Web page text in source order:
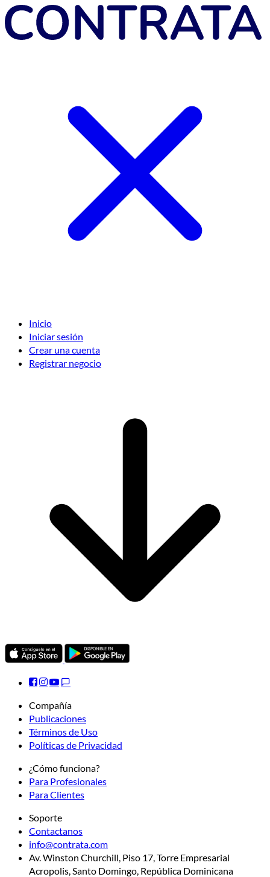
Inicio
Iniciar sesión
Crear una cuenta
Registrar negocio
Compañía
Publicaciones
Términos de Uso
Políticas de Privacidad
¿Cómo funciona?
Para Profesionales
Para Clientes
Soporte
Contactanos
info@contrata.com
Av. Winston Churchill, Piso 17, Torre Empresarial
Acropolis, Santo Domingo, República Dominicana